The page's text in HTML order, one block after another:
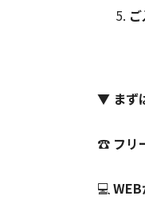
▼ まず
☎ フリ
💻 WEB